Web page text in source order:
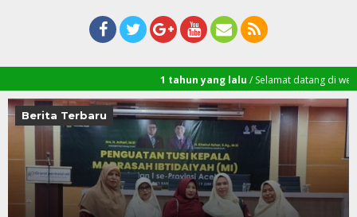
1 tahun yang lalu/ Selamat datang di website
Bener Meriah
Berita Terbaru